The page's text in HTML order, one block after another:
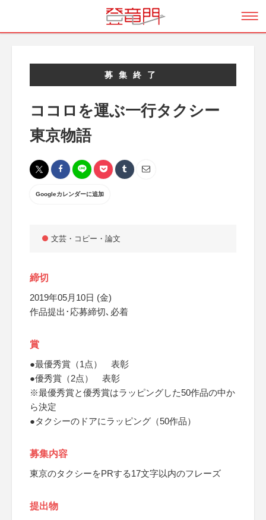
募集終了
ココロを運ぶ一行タクシー
東京物語
Googleカレンダーに追加
文芸・コピー・論文
締切
2019年05月10日 (金)
作品提出･応募締切､必着
賞
●最優秀賞（1点） 表彰
●優秀賞（2点） 表彰
※最優秀賞と優秀賞はラッピングした50作品の中か
ら決定
●タクシーのドアにラッピング（50作品）
募集内容
東京のタクシーをPRする17文字以内のフレーズ
提出物